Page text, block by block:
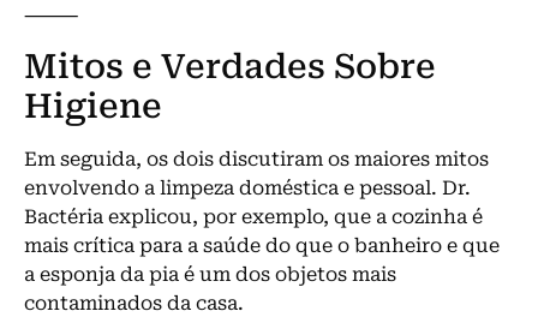
⸻
Mitos e Verdades Sobre
Higiene
Em seguida, os dois discutiram os maiores mitos
envolvendo a limpeza doméstica e pessoal. Dr.
Bactéria explicou, por exemplo, que a cozinha é
mais crítica para a saúde do que o banheiro e que
a esponja da pia é um dos objetos mais
contaminados da casa.